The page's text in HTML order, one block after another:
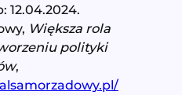
12.04.2024.
Większa rola
polityki
,